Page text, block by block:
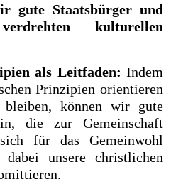
gute Staatsbürger und
kulturellen
als Leitfaden: Indem
Prinzipien orientieren
können wir gute
die zur Gemeinschaft
für das Gemeinwohl
dabei unsere christlichen